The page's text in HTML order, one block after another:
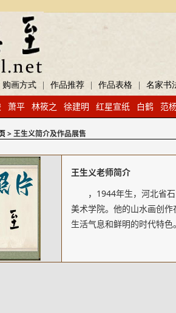
购画方式 作品推荐 作品表格 名家书
萧平 林筱之 徐建明 红星宣纸 白鹤 范
> 王生义简介及作品展售
王生义老师简介
，1944年生，河北省
美术学院。他的山水画创
生活气息和鲜明的时代特